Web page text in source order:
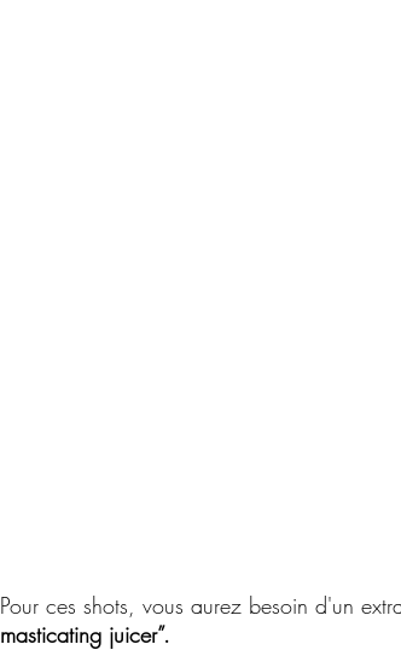
Pour ces shots, vous aurez besoin d'un
masticating juicer”.